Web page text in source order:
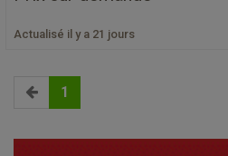
Actualisé il y a 21 jours
1